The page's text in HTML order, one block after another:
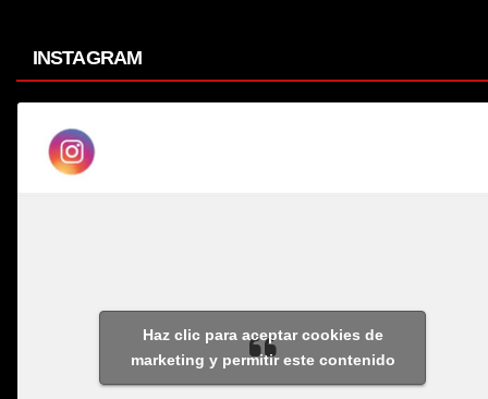
INSTAGRAM
Haz clic para aceptar cookies de
marketing y permitir este contenido